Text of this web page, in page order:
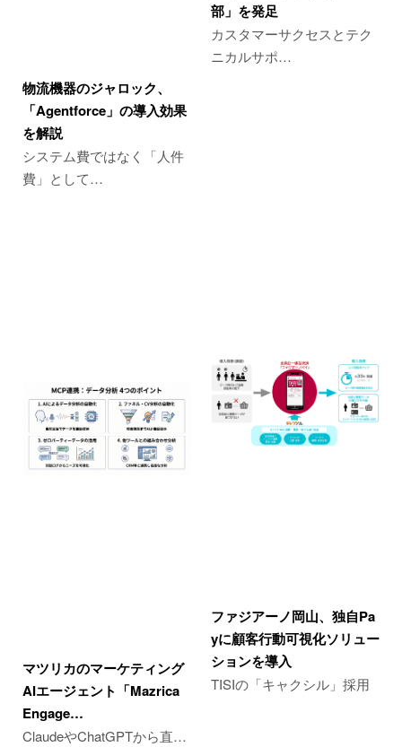
物流機器のジャロック、
「Agentforce」の導入効果
を解説
システム費ではなく「人件
費」として…
部」を発足
カスタマーサクセスとテク
ニカルサポ…
マツリカのマーケティング
AIエージェント「Mazrica
Engage…
ClaudeやChatGPTから直…
ファジアーノ岡山、独自Pa
yに顧客行動可視化ソリュー
ションを導入
TISIの「キャクシル」採用